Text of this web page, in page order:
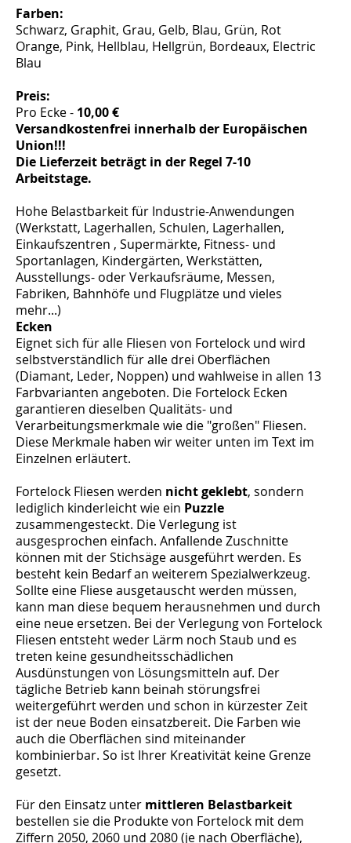
Farben:
Schwarz, Graphit, Grau, Gelb, Blau, Grün, Rot
Orange, Pink, Hellblau, Hellgrün, Bordeaux, Electric
Blau
Preis:
Pro Ecke - 10,00 €
Versandkostenfrei innerhalb der Europäischen
Union!!!
Die Lieferzeit beträgt in der Regel 7-10
Arbeitstage.
Hohe Belastbarkeit für Industrie-Anwendungen
(Werkstatt, Lagerhallen, Schulen, Lagerhallen,
Einkaufszentren , Supermärkte, Fitness- und
Sportanlagen, Kindergärten, Werkstätten,
Ausstellungs- oder Verkaufsräume, Messen,
Fabriken, Bahnhöfe und Flugplätze und vieles
mehr...)
Ecken
Eignet sich für alle Fliesen von Fortelock und wird
selbstverständlich für alle drei Oberflächen
(Diamant, Leder, Noppen) und wahlweise in allen 13
Farbvarianten angeboten. Die Fortelock Ecken
garantieren dieselben Qualitäts- und
Verarbeitungsmerkmale wie die "großen" Fliesen.
Diese Merkmale haben wir weiter unten im Text im
Einzelnen erläutert.
Fortelock Fliesen werden nicht geklebt, sondern
lediglich kinderleicht wie ein Puzzle
zusammengesteckt. Die Verlegung ist
ausgesprochen einfach. Anfallende Zuschnitte
können mit der Stichsäge ausgeführt werden. Es
besteht kein Bedarf an weiterem Spezialwerkzeug.
Sollte eine Fliese ausgetauscht werden müssen,
kann man diese bequem herausnehmen und durch
eine neue ersetzen. Bei der Verlegung von Fortelock
Fliesen entsteht weder Lärm noch Staub und es
treten keine gesundheitsschädlichen
Ausdünstungen von Lösungsmitteln auf. Der
tägliche Betrieb kann beinah störungsfrei
weitergeführt werden und schon in kürzester Zeit
ist der neue Boden einsatzbereit. Die Farben wie
auch die Oberflächen sind miteinander
kombinierbar. So ist Ihrer Kreativität keine Grenze
gesetzt.
Für den Einsatz unter mittleren Belastbarkeit
bestellen sie die Produkte von Fortelock mit dem
Ziffern 2050, 2060 und 2080 (je nach Oberfläche),